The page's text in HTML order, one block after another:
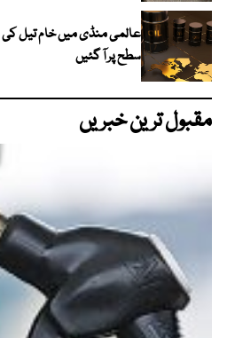
عالمی منڈی میں خام تیل کی
سطح پر آ گئیں
مقبول ترین خبریں